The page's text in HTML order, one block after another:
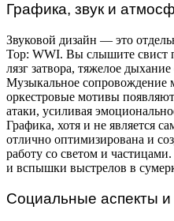
Графика, звук и
Звуковой дизайн — это
Top: WWI. Вы слышите свист
лязг затвора, тяжелое дыхание
Музыкальное
оркестровые мотивы
атаки, усиливая
Графика, хотя и не является
отлично оптимизирована и
работу со светом и
и вспышки выстрелов в
Социальные аспекты и